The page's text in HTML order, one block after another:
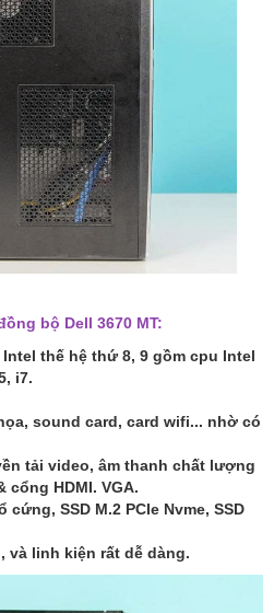
bộ Dell 3670 MT:
thế hệ thứ 8, 9 gồm cpu Intel
i7.
sound card, card wifi... nhờ có
tải video, âm thanh chất lượng
HDMI. VGA.
SSD M.2 PCIe Nvme, SSD
và linh kiện rất dễ dàng.